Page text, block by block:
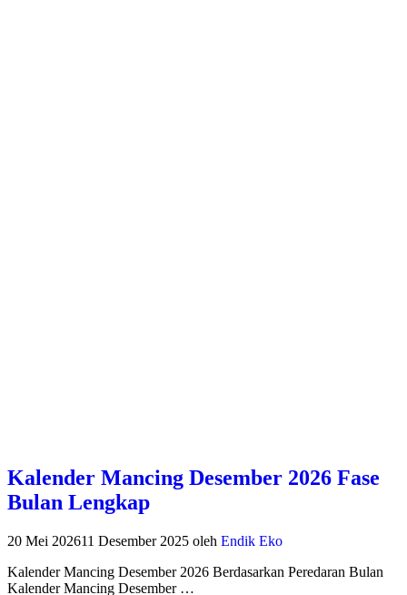
Kalender Mancing Desember 2026 Fase
Bulan Lengkap
20 Mei 202611 Desember 2025 oleh Endik Eko
Kalender Mancing Desember 2026 Berdasarkan Peredaran Bulan
Kalender Mancing Desember …